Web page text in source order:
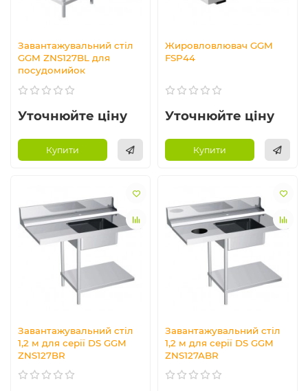
Завантажувальний стіл
GGM ZNS127BL для
посудомийок
Уточнюйте ціну
Купити
Жировловлювач GGM
FSP44
Уточнюйте ціну
Купити
Завантажувальний стіл
1,2 м для серії DS GGM
ZNS127BR
Завантажувальний стіл
1,2 м для серії DS GGM
ZNS127ABR